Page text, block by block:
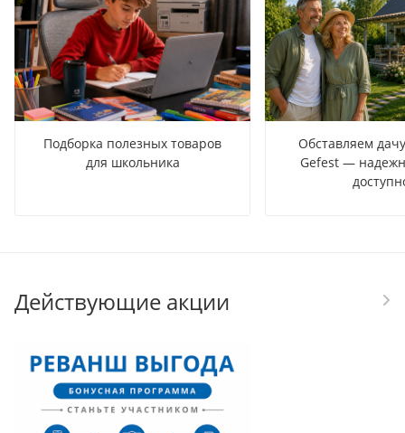
Подборка полезных товаров
для школьника
Обставляем
Gefest —
Действующие акции